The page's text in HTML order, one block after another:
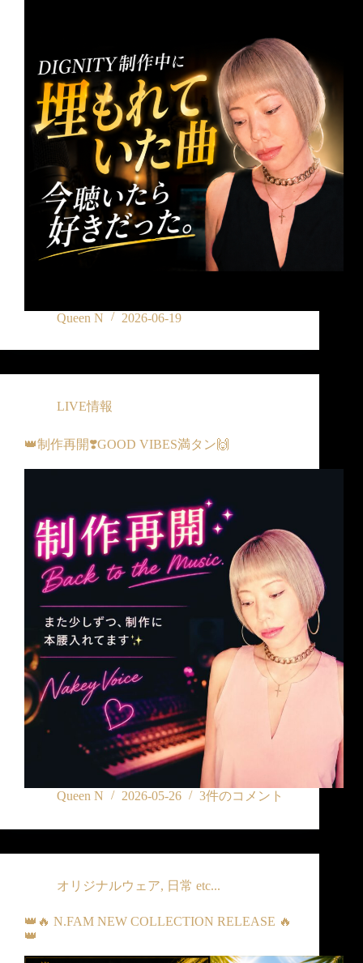
Queen N 2026-06-19
LIVE情報
👑制作再開❣️GOOD VIBES満タン🙌
Queen N 2026-05-26 3件のコメント
オリジナルウェア, 日常 etc...
👑🔥 N.FAM NEW COLLECTION RELEASE 🔥
👑